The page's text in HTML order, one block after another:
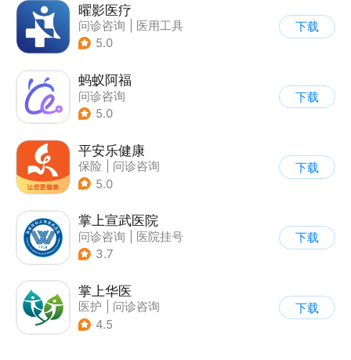
曜影医疗
问诊咨询
医用工具
| 医护助手
5.0
下载
蚂蚁阿福
问诊咨询
5.0
下载
平安乐健康
保险
问诊咨询
5.0
下载
掌上宣武医院
问诊咨询
医院挂号
3.7
下载
掌上华医
医护
问诊咨询
4.5
下载